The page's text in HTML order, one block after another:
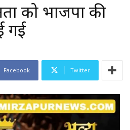
को भाजपा की
गई
Facebook Twitter